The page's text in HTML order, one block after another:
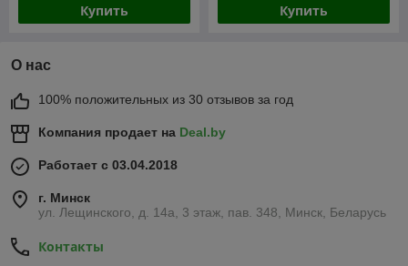
Купить Купить
О нас
100% положительных из 30 отзывов за год
Компания продает на Deal.by
Работает с 03.04.2018
г. Минск
ул. Лещинского, д. 14а, 3 этаж, пав. 348, Минск, Беларусь
Контакты